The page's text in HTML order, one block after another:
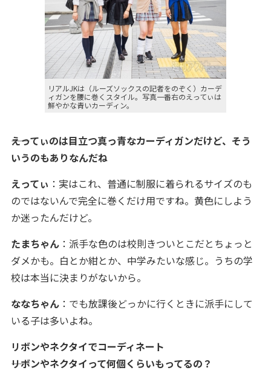
リアルJKは（ルーズソックスの記者をのぞく）カーデ
ィガンを腰に巻くスタイル。写真一番右のえってぃは
鮮やかな青いカーディン。
――えってぃのは目立つ真っ青なカーディガンだけど、そう
いうのもありなんだね
えってぃ ：実はこれ、普通に制服に着られるサイズのも
のではないんで完全に巻くだけ用ですね。黄色にしよう
か迷ったんだけど。
たまちゃん：派手な色のは校則きついとこだとちょっと
ダメかも。白とか紺とか、中学みたいな感じ。うちの学
校は本当に決まりがないから。
ななちゃん：でも放課後どっかに行くときに派手にして
いる子は多いよね。
リボンやネクタイでコーディネート
――リボンやネクタイって何個くらいもってるの？